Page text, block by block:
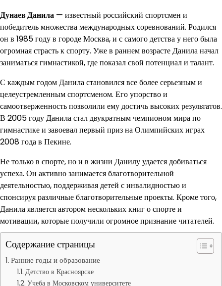
Дунаев Данила — известный российский спортсмен и
победитель множества международных соревнований. Родился
он в 1985 году в городе Москва, и с самого детства у него была
огромная страсть к спорту. Уже в раннем возрасте Данила начал
заниматься гимнастикой, где показал свой потенциал и талант.
С каждым годом Данила становился все более серьезным и
целеустремленным спортсменом. Его упорство и
самоотверженность позволили ему достичь высоких результатов.
В 2005 году Данила стал двукратным чемпионом мира по
гимнастике и завоевал первый приз на Олимпийских играх
2008 года в Пекине.
Не только в спорте, но и в жизни Данилу удается добиваться
успеха. Он активно занимается благотворительной
деятельностью, поддерживая детей с инвалидностью и
спонсируя различные благотворительные проекты. Кроме того,
Данила является автором нескольких книг о спорте и
мотивации, которые получили огромное признание читателей.
Содержание страницы
Ранние годы и образование
Детство в Красноярске
Учеба в Московском университете